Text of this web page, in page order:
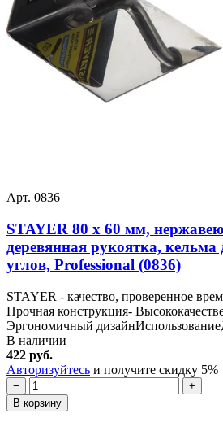
Арт. 0836
STAYER 80 х 60 мм,
деревянная рукоятка, кельма
углов, Professional (0836)
STAYER - качество, проверенное
Прочная конструкция-
Эргономичный
В наличии
422 руб.
Авторизуйтесь и получите скидку 5%
−
+
В корзину